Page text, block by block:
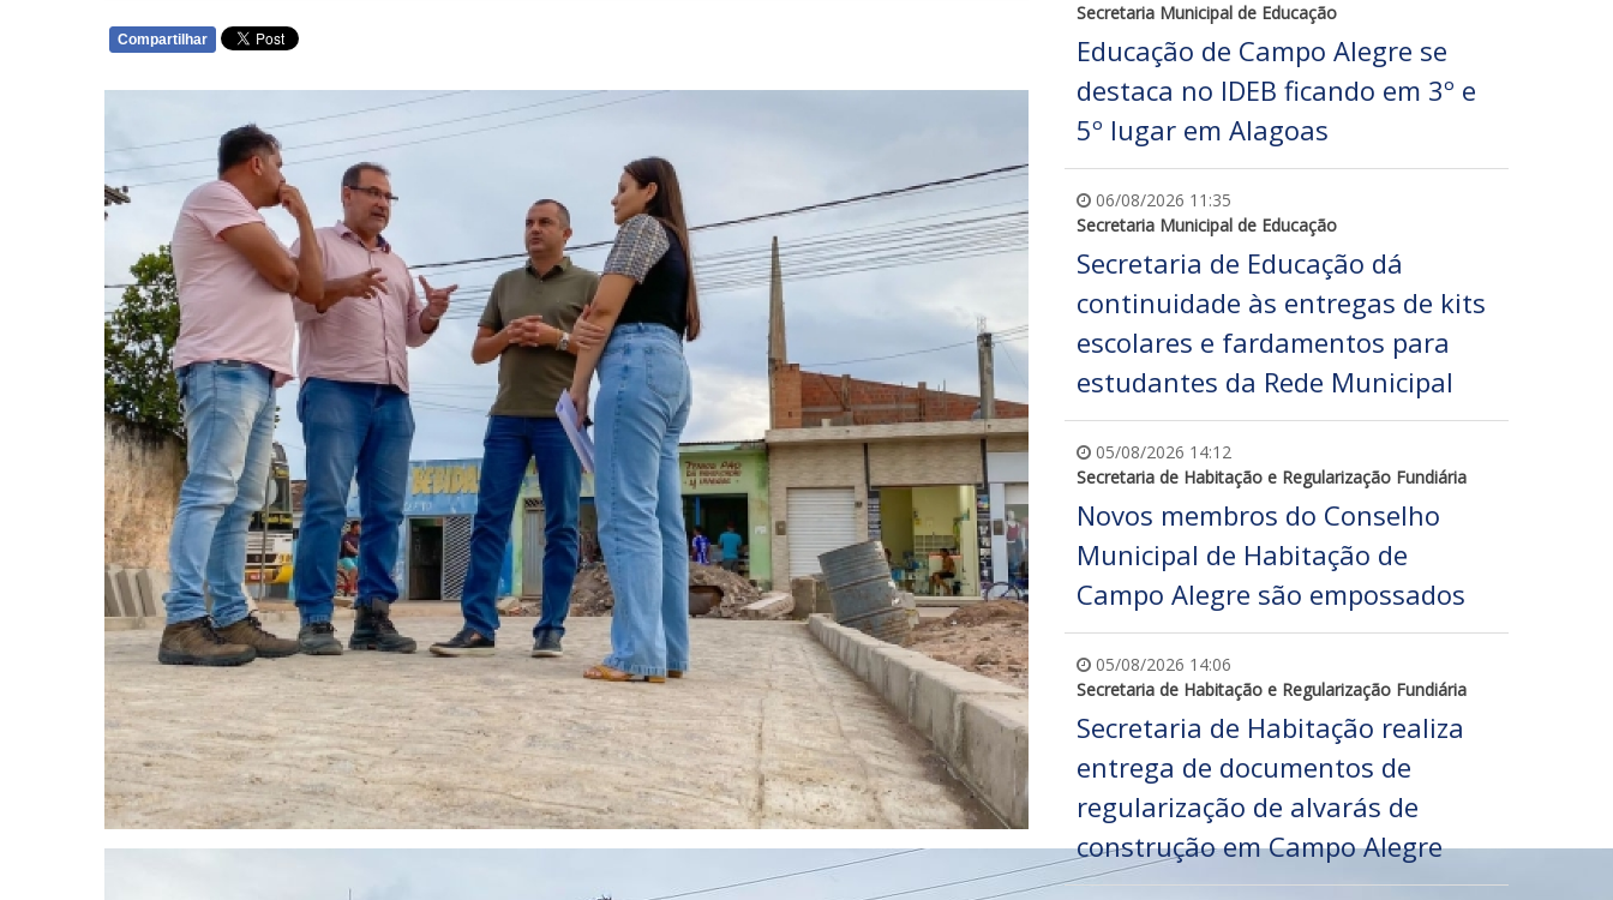
Compartilhar
Secretaria Municipal de Educação
Educação de Campo Alegre se
destaca no IDEB ficando em 3º e
5º lugar em Alagoas
06/08/2026 11:35
Secretaria Municipal de Educação
Secretaria de Educação dá
continuidade às entregas de kits
escolares e fardamentos para
estudantes da Rede Municipal
05/08/2026 14:12
Secretaria de Habitação e Regularização Fundiária
Novos membros do Conselho
Municipal de Habitação de
Campo Alegre são empossados
05/08/2026 14:06
Secretaria de Habitação e Regularização Fundiária
Secretaria de Habitação realiza
entrega de documentos de
regularização de alvarás de
construção em Campo Alegre